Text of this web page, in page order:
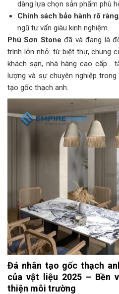
dàng lựa chọn sản phẩm phù
Chính sách bảo hành rõ ràng
ngũ tư vấn giàu kinh nghiệm.
Phú Sơn Stone đã và đang là
trình lớn nhỏ: từ biệt thự, chung
khách sạn, nhà hàng cao cấp…
lượng và sự chuyên nghiệp
tạo gốc thạch anh.
Đá nhân tạo gốc thạch
của vật liệu 2025 – Bền
thiện môi trường